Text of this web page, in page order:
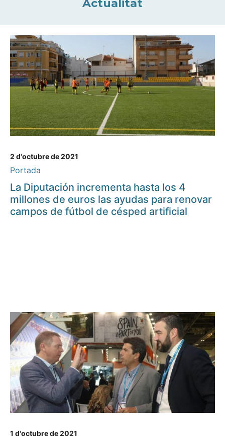
Actualitat
2 d'octubre de 2021
Portada
La Diputación incrementa hasta los 4
millones de euros las ayudas para renovar
campos de fútbol de césped artificial
1 d'octubre de 2021